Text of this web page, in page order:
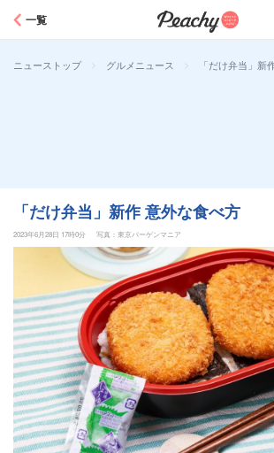
一覧
ニューストップ > グルメニュース > 「だけ弁当」新
「だけ弁当」新作 意外な食べ方
2023年6月28日 17時0分 写真：東京バーゲンマニア